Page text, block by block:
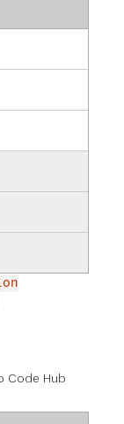
Code Hub